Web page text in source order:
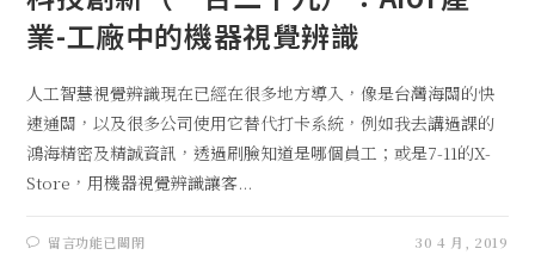
業-工廠中的機器視覺辨識
人工智慧視覺辨識現在已經在很多地方導入，像是台灣海關的快
速通關，以及很多公司使用它替代打卡系統，例如我去講過課的
鴻海精密及精誠資訊，透過刷臉知道是哪個員工；或是7-11的X-
Store，用機器視覺辨識讓客...
留言功能已關閉 30 4 月, 2019